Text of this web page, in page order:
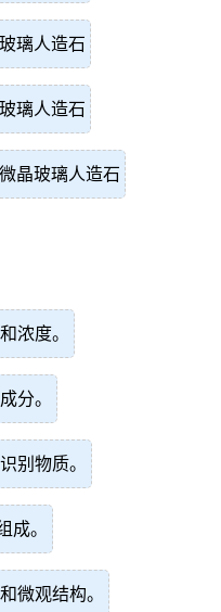
璃人造石
璃人造石
晶玻璃人造石
浓度。
分。
别物质。
成。
微观结构。